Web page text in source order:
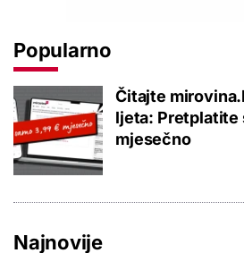
Popularno
Čitajte
ljeta: Pretplatite
mjesečno
Najnovije